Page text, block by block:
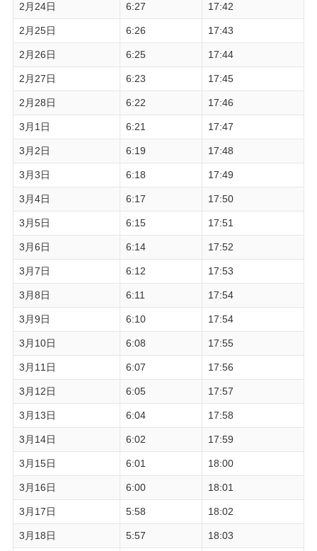
2月24日 6:27 17:42
2月25日 6:26 17:43
2月26日 6:25 17:44
2月27日 6:23 17:45
2月28日 6:22 17:46
3月1日 6:21 17:47
3月2日 6:19 17:48
3月3日 6:18 17:49
3月4日 6:17 17:50
3月5日 6:15 17:51
3月6日 6:14 17:52
3月7日 6:12 17:53
3月8日 6:11 17:54
3月9日 6:10 17:54
3月10日 6:08 17:55
3月11日 6:07 17:56
3月12日 6:05 17:57
3月13日 6:04 17:58
3月14日 6:02 17:59
3月15日 6:01 18:00
3月16日 6:00 18:01
3月17日 5:58 18:02
3月18日 5:57 18:03